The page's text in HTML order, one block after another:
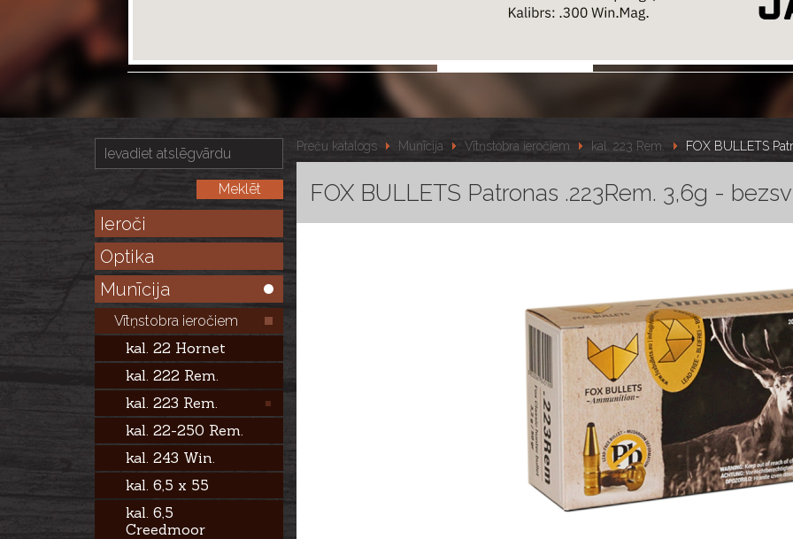
Ieroči
Optika
Munīcija
Vītņstobra ieročiem
kal. 22 Hornet
kal. 222 Rem.
kal. 223 Rem.
kal. 22-250 Rem.
kal. 243 Win.
kal. 6,5 x 55
kal. 6,5
Creedmoor
Preču katalogs Munīcija Vītņstobra ieročiem kal. 223 Rem. FOX BULLETS
FOX BULLETS Patronas .223Rem. 3,6g -